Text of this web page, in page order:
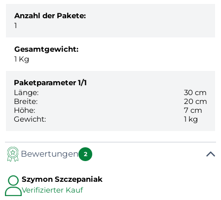
Anzahl der Pakete:
1
Gesamtgewicht:
1 Kg
Paketparameter 1/1
Länge:
30 cm
Breite:
20 cm
Höhe:
7 cm
Gewicht:
1 kg
Bewertungen 2
Szymon Szczepaniak
Verifizierter Kauf